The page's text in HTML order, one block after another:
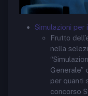
Simulazioni per
Frutto
nella
Generale”
per quanti
concorso